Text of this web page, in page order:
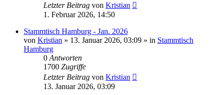
Letzter Beitrag von Kristian
1. Februar 2026, 14:50
Stammtisch Hamburg - Jan. 2026
von Kristian » 13. Januar 2026, 03:09 » in Stammtisch
Hamburg
0 Antworten
1700 Zugriffe
Letzter Beitrag von Kristian
13. Januar 2026, 03:09